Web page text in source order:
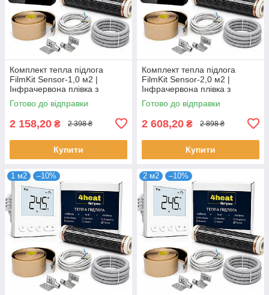
Комплект тепла підлога
FilmKit Sensor-1,0 м2 |
Інфрачервона плівка з
терморегулятором 4HEAT
Готово до відправки
2 158,20 ₴ 2 398 ₴
Купити
Комплект тепла підлога
FilmKit Sensor-2,0 м2 |
Інфрачервона плівка з
терморегулятором 4HEAT
Готово до відправки
2 608,20 ₴ 2 898 ₴
Купити
1 м2 –10% 2 м2 –10%